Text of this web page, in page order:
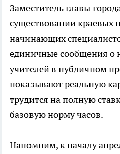
Заместитель главы
существовании краевых
начинающих
единичные сообщения о
учителей в публичном
показывают реальную
трудится на полную
базовую норму часов.
Напомним, к началу